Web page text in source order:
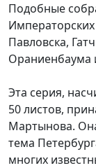
Подобные
Павловска,
Ораниенбаума
Эта серия,
50 листов,
Мартынова. Она
тема
многих